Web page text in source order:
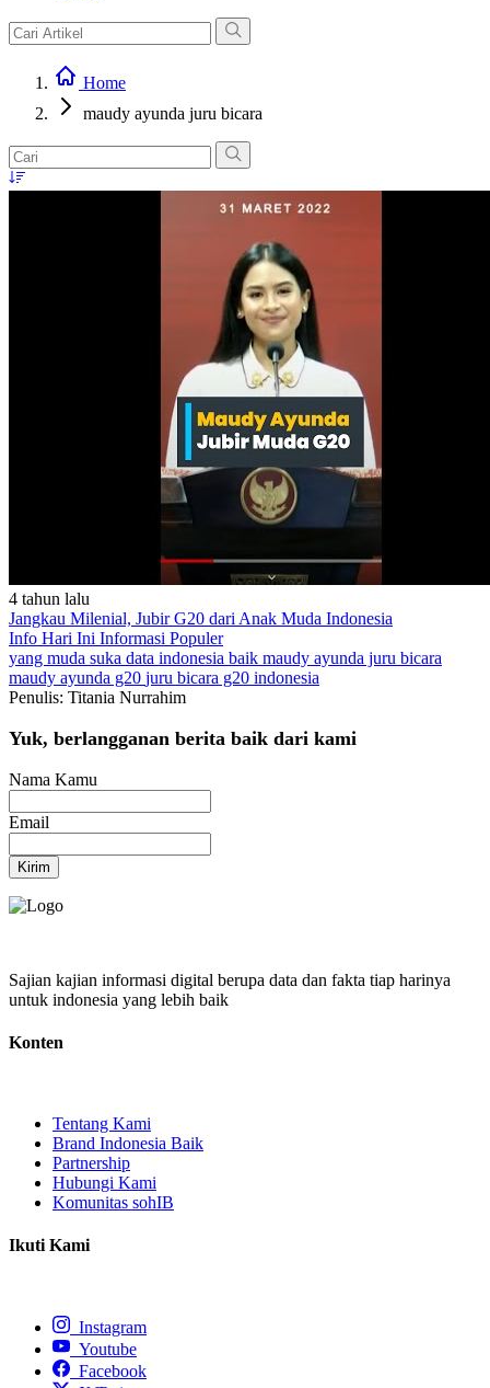
Home
maudy ayunda juru bicara
4 tahun lalu
Jangkau Milenial, Jubir G20 dari Anak Muda Indonesia
Info Hari Ini Informasi Populer
yang muda suka data indonesia baik maudy ayunda juru bicara
maudy ayunda g20 juru bicara g20 indonesia
Penulis: Titania Nurrahim
Yuk, berlangganan berita baik dari kami
Nama Kamu
Email
Kirim
Sajian kajian informasi digital berupa data dan fakta tiap harinya
untuk indonesia yang lebih baik
Konten
Tentang Kami
Brand Indonesia Baik
Partnership
Hubungi Kami
Komunitas sohIB
Ikuti Kami
Instagram
Youtube
Facebook